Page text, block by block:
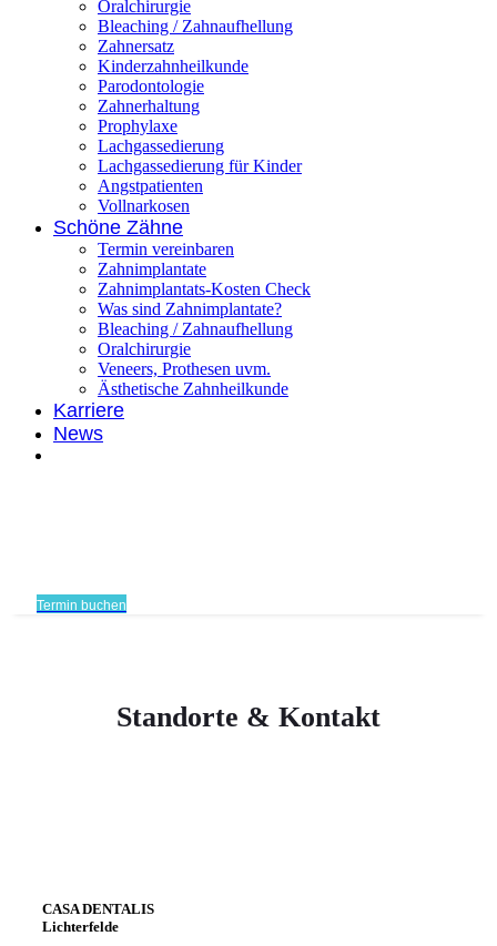
Oralchirurgie
Bleaching / Zahnaufhellung
Zahnersatz
Kinderzahnheilkunde
Parodontologie
Zahnerhaltung
Prophylaxe
Lachgassedierung
Lachgassedierung für Kinder
Angstpatienten
Vollnarkosen
Schöne Zähne
Termin vereinbaren
Zahnimplantate
Zahnimplantats-Kosten Check
Was sind Zahnimplantate?
Bleaching / Zahnaufhellung
Oralchirurgie
Veneers, Prothesen uvm.
Ästhetische Zahnheilkunde
Karriere
News
Termin buchen
Standorte & Kontakt
CASA DENTALIS
Lichterfelde